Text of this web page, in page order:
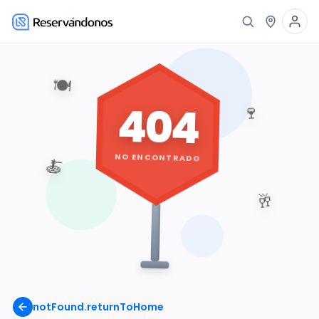
notFound.returnToHome
🍽️
🍷
🥂
🍝
404
NO ENCONTRADO